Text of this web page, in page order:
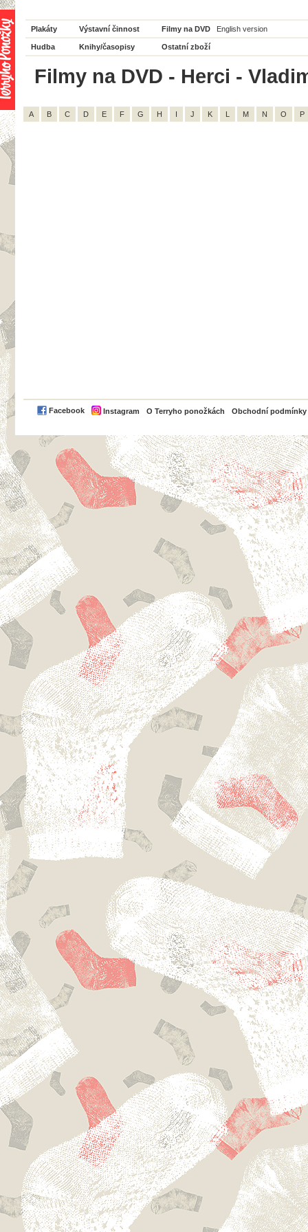
Plakáty Výstavní činnost Filmy na DVD English version
Hudba Knihy/časopisy Ostatní zboží
Filmy na DVD - Herci -
A B C D E F G H I J K L M N O P
Facebook Instagram O Terryho ponožkách Obchodní podmínky
PayPal